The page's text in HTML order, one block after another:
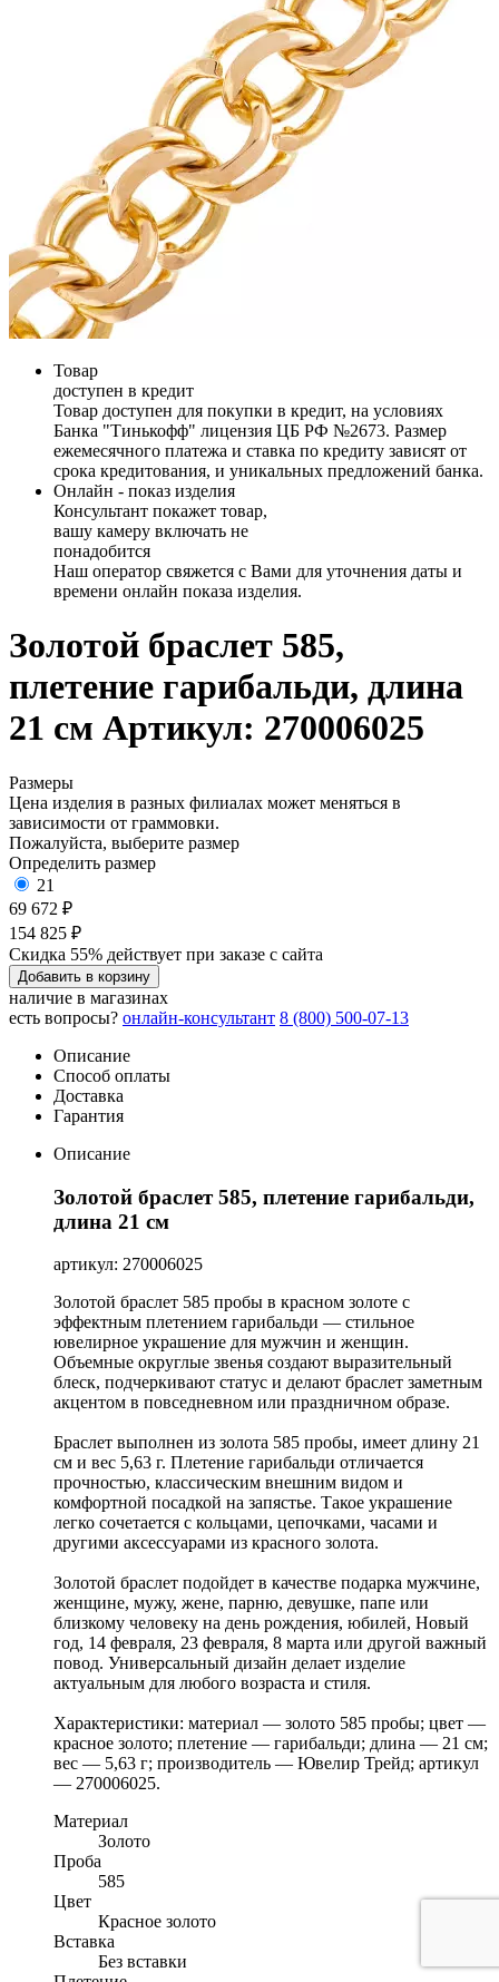
Товар
доступен в кредит
Товар доступен для покупки в кредит, на условиях
Банка "Тинькофф" лицензия ЦБ РФ №2673. Размер
ежемесячного платежа и ставка по кредиту зависят от
срока кредитования, и уникальных предложений банка.
Онлайн - показ изделия
Консультант покажет товар,
вашу камеру включать не
понадобится
Наш оператор свяжется с Вами для уточнения даты и
времени онлайн показа изделия.
Золотой браслет 585,
плетение гарибальди, длина
21 см Артикул: 270006025
Размеры
Цена изделия в разных филиалах может меняться в
зависимости от граммовки.
Пожалуйста, выберите размер
Определить размер
21
69 672 ₽
154 825 ₽
Скидка 55% действует при заказе с сайта
Добавить в корзину
наличие в магазинах
есть вопросы? онлайн-консультант 8 (800) 500-07-13
Описание
Способ оплаты
Доставка
Гарантия
Описание
Золотой браслет 585, плетение гарибальди,
длина 21 см
артикул: 270006025
Золотой браслет 585 пробы в красном золоте с
эффектным плетением гарибальди — стильное
ювелирное украшение для мужчин и женщин.
Объемные округлые звенья создают выразительный
блеск, подчеркивают статус и делают браслет заметным
акцентом в повседневном или праздничном образе.
Браслет выполнен из золота 585 пробы, имеет длину 21
см и вес 5,63 г. Плетение гарибальди отличается
прочностью, классическим внешним видом и
комфортной посадкой на запястье. Такое украшение
легко сочетается с кольцами, цепочками, часами и
другими аксессуарами из красного золота.
Золотой браслет подойдет в качестве подарка мужчине,
женщине, мужу, жене, парню, девушке, папе или
близкому человеку на день рождения, юбилей, Новый
год, 14 февраля, 23 февраля, 8 марта или другой важный
повод. Универсальный дизайн делает изделие
актуальным для любого возраста и стиля.
Характеристики: материал — золото 585 пробы; цвет —
красное золото; плетение — гарибальди; длина — 21 см;
вес — 5,63 г; производитель — Ювелир Трейд; артикул
— 270006025.
Материал
Золото
Проба
585
Цвет
Красное золото
Вставка
Без вставки